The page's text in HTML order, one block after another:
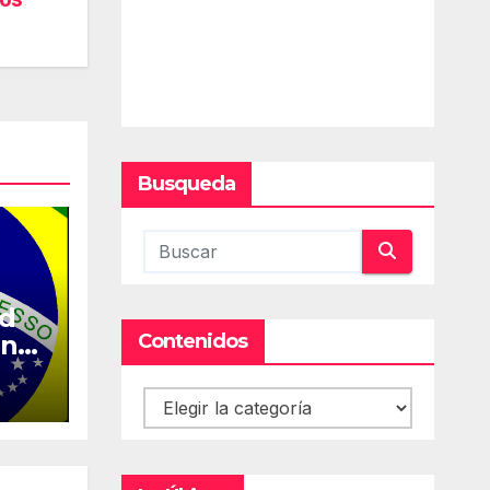
Busqueda
Contenidos
Contenidos